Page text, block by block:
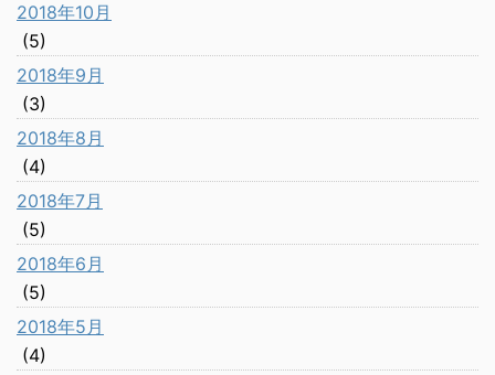
2018年10月
(5)
2018年9月
(3)
2018年8月
(4)
2018年7月
(5)
2018年6月
(5)
2018年5月
(4)